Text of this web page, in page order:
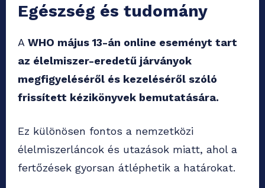
Egészség és tudomány
A WHO május 13-án online eseményt tart
az élelmiszer-eredetű járványok
megfigyeléséről és kezeléséről szóló
frissített kézikönyvek bemutatására.
Ez különösen fontos a nemzetközi
élelmiszerláncok és utazások miatt, ahol a
fertőzések gyorsan átléphetik a határokat.